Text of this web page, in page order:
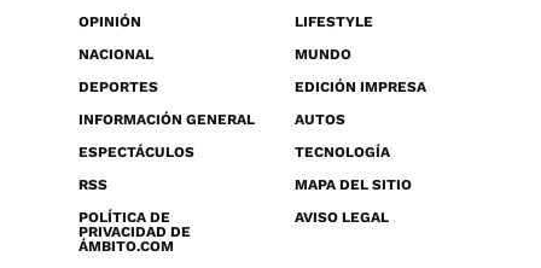
OPINIÓN
LIFESTYLE
NACIONAL
MUNDO
DEPORTES
EDICIÓN IMPRESA
INFORMACIÓN GENERAL
AUTOS
ESPECTÁCULOS
TECNOLOGÍA
RSS
MAPA DEL SITIO
POLÍTICA DE
PRIVACIDAD DE
ÁMBITO.COM
AVISO LEGAL